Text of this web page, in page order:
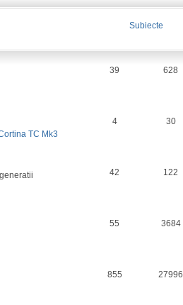
Subiecte
39 628
TC Mk3
4 30
42 122
55 3684
855 27996